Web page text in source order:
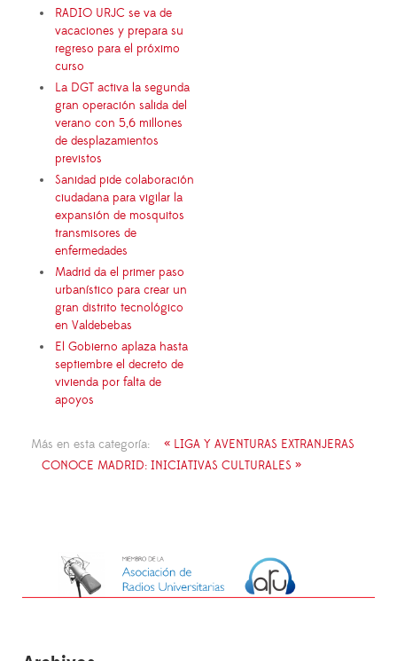
RADIO URJC se va de
vacaciones y prepara su
regreso para el próximo
curso
La DGT activa la segunda
gran operación salida del
verano con 5,6 millones
de desplazamientos
previstos
Sanidad pide colaboración
ciudadana para vigilar la
expansión de mosquitos
transmisores de
enfermedades
Madrid da el primer paso
urbanístico para crear un
gran distrito tecnológico
en Valdebebas
El Gobierno aplaza hasta
septiembre el decreto de
vivienda por falta de
apoyos
Más en esta categoría:
« LIGA Y AVENTURAS EXTRANJERAS
CONOCE MADRID: INICIATIVAS CULTURALES »